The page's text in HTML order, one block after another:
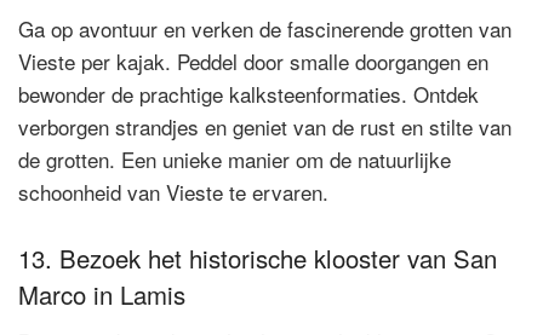
Ga op avontuur en verken de fascinerende grotten van
Vieste per kajak. Peddel door smalle doorgangen en
bewonder de prachtige kalksteenformaties. Ontdek
verborgen strandjes en geniet van de rust en stilte van
de grotten. Een unieke manier om de natuurlijke
schoonheid van Vieste te ervaren.
13. Bezoek het historische klooster van San
Marco in Lamis